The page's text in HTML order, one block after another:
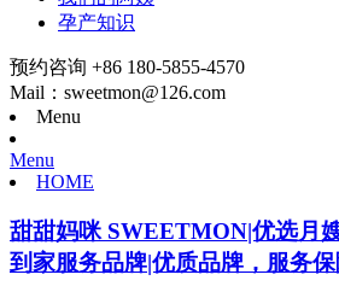
孕产知识
预约咨询 +86 180-5855-4570
Mail：sweetmon@126.com
Menu
Menu
HOME
甜甜妈咪 SWEETMON|优选月
到家服务品牌|优质品牌，服务